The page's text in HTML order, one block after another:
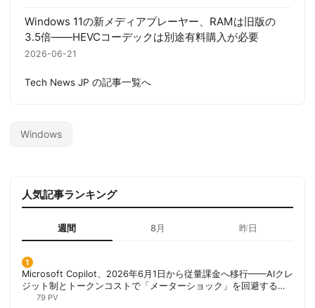
Windows 11の新メディアプレーヤー、RAMは旧版の
3.5倍——HEVCコーデックは別途有料購入が必要
2026-06-21
Tech News JP の記事一覧へ
Windows
人気記事ランキング
週間 8月 昨日
Microsoft Copilot、2026年6月1日から従量課金へ移行——AIクレ
ジット制とトークンコストで「メーターショック」を回避する方
法 | 胡田昌彦
79 PV